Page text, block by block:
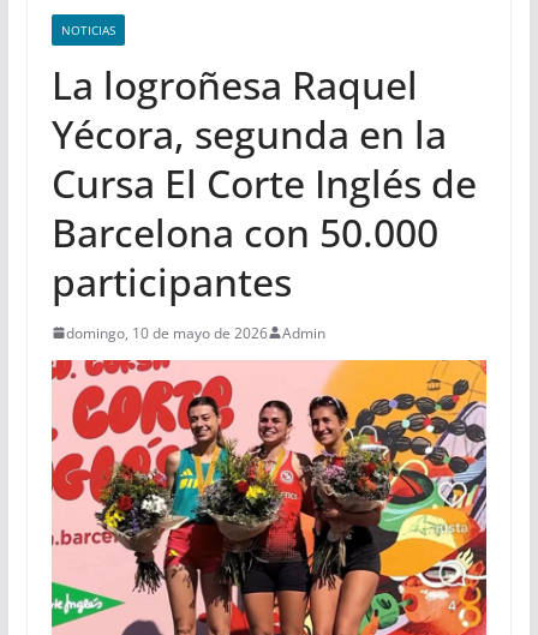
NOTICIAS
La logroñesa Raquel
Yécora, segunda en la
Cursa El Corte Inglés de
Barcelona con 50.000
participantes
domingo, 10 de mayo de 2026 Admin